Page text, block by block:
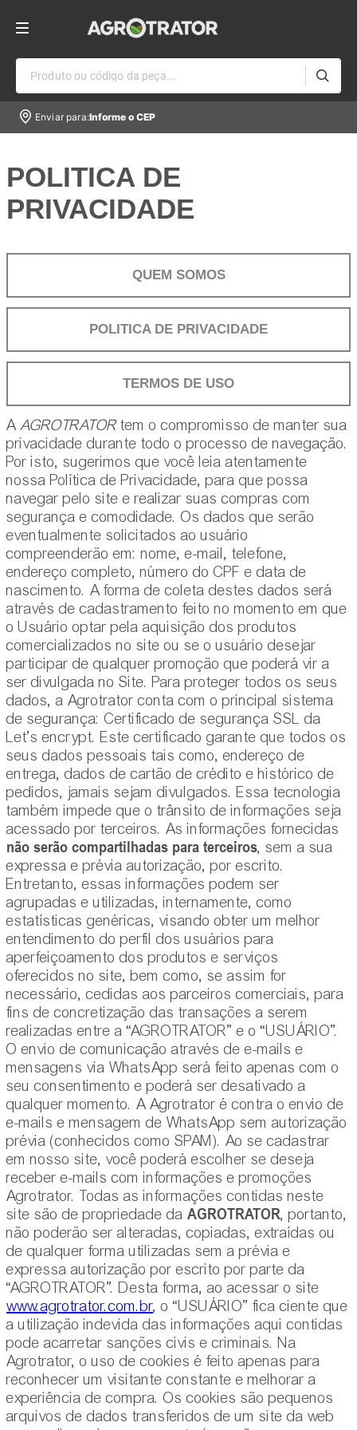
Produto ou código da peça...
Enviar para:Informe o CEP
POLITICA DE
PRIVACIDADE
QUEM SOMOS
POLITICA DE PRIVACIDADE
TERMOS DE USO
A AGROTRATORtem o compromisso de manter sua
privacidade durante todo o processo de navegação.
Por isto, sugerimos que você leia atentamente
nossa Política de Privacidade, para que possa
navegar pelo site e realizar suas compras com
segurança e comodidade. Os dados que serão
eventualmente solicitados ao usuário
compreenderão em: nome, e-mail, telefone,
endereço completo, número do CPF e data de
nascimento. A forma de coleta destes dados será
através de cadastramento feito no momento em que
o Usuário optar pela aquisição dos produtos
comercializados no site ou se o usuário desejar
participar de qualquer promoção que poderá vir a
ser divulgada no Site. Para proteger todos os seus
dados, a Agrotrator conta com o principal sistema
de segurança: Certificado de segurança SSL da
Let’s encrypt. Este certificado garante que todos os
seus dados pessoais tais como, endereço de
entrega, dados de cartão de crédito e histórico de
pedidos, jamais sejam divulgados. Essa tecnologia
também impede que o trânsito de informações seja
acessado por terceiros. As informações fornecidas
não serão compartilhadas para terceiros, sem a sua
expressa e prévia autorização, por escrito.
Entretanto, essas informações podem ser
agrupadas e utilizadas, internamente, como
estatísticas genéricas, visando obter um melhor
entendimento do perfil dos usuários para
aperfeiçoamento dos produtos e serviços
oferecidos no site, bem como, se assim for
necessário, cedidas aos parceiros comerciais, para
fins de concretização das transações a serem
realizadas entre a “AGROTRATOR” e o “USUÁRIO”.
O envio de comunicação através de e-mails e
mensagens via WhatsApp será feito apenas com o
seu consentimento e poderá ser desativado a
qualquer momento. A Agrotrator é contra o envio de
e-mails e mensagem de WhatsApp sem autorização
prévia (conhecidos como SPAM). Ao se cadastrar
em nosso site, você poderá escolher se deseja
receber e-mails com informações e promoções
Agrotrator. Todas as informações contidas neste
site são de propriedade da AGROTRATOR, portanto,
não poderão ser alteradas, copiadas, extraídas ou
de qualquer forma utilizadas sem a prévia e
expressa autorização por escrito por parte da
“AGROTRATOR”. Desta forma, ao acessar o site
www.agrotrator.com.br, o “USUÁRIO” fica ciente que
a utilização indevida das informações aqui contidas
pode acarretar sanções civis e criminais. Na
Agrotrator, o uso de cookies é feito apenas para
reconhecer um visitante constante e melhorar a
experiência de compra. Os cookies são pequenos
arquivos de dados transferidos de um site da web